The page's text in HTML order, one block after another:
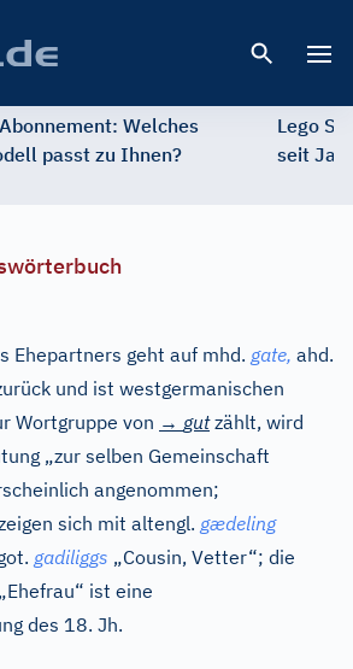
Welches
passt zu Ihnen?
Lego
seit
Ehepartners geht auf mhd. gate, ahd.
und ist westgermanischen
Wortgruppe von → gutzählt, wird
„zur selben Gemeinschaft
angenommen;
sich mit altengl. gædeling
gadiliggs „Cousin, Vetter“; die
„Ehefrau“ ist eine
des 18. Jh.